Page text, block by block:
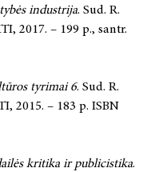
industrija. Sud. R.
2017. – 199 p., santr.
tyrimai 6. Sud. R.
2015. – 183 p. ISBN
kritika ir publicistika.